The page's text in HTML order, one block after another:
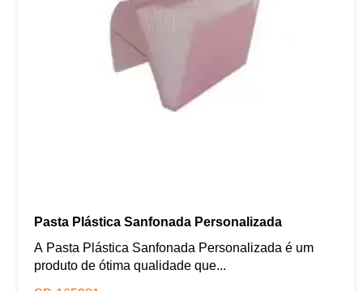
Pasta Plástica Sanfonada Personalizada
A Pasta Plástica Sanfonada Personalizada é um
produto de ótima qualidade que...